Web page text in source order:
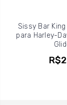
Sissy Bar
para Harley-